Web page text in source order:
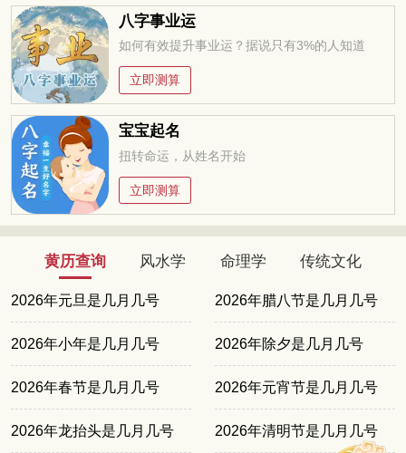
八字事业运
如何有效提升事业运？据说只有3%的人知道
立即测算
宝宝起名
扭转命运，从姓名开始
立即测算
黄历查询 风水学 命理学 传统文化
2026年元旦是几月几号 2026年腊八节是几月几号
2026年小年是几月几号 2026年除夕是几月几号
2026年春节是几月几号 2026年元宵节是几月几号
2026年龙抬头是几月几号 2026年清明节是几月几号